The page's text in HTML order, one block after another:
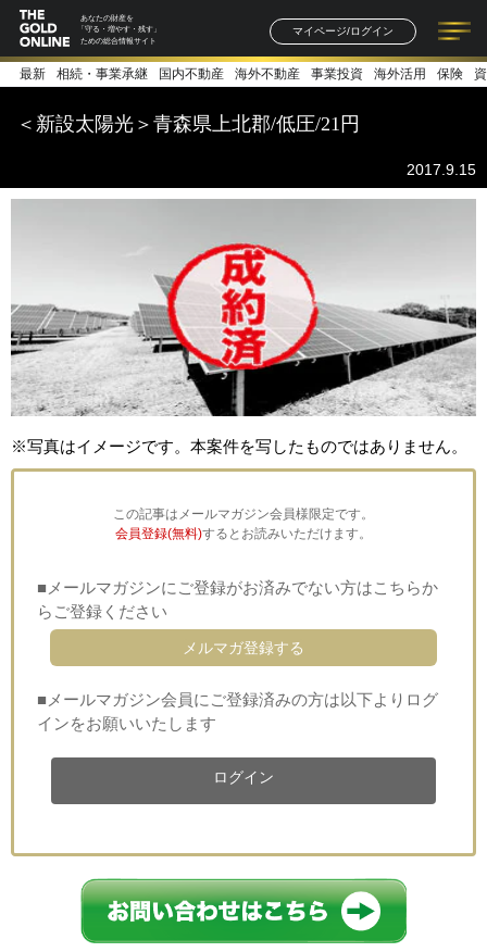
あなたの財産を
「守る・増やす・残す」
ための総合情報サイト
マイページ/ログイン
記事一覧 連載一覧
著者一覧 書籍一覧
最新 相続・事業承継 国内不動産 海外不動産 事業投資 海外活用 保険
＜新設太陽光＞青森県上北郡/低圧/21円
2017.9.15
※写真はイメージです。本案件を写したものではありません。
この記事はメールマガジン会員様限定です。
会員登録(無料)するとお読みいただけます。
■メールマガジンにご登録がお済みでない方はこちらか
らご登録ください
メルマガ登録する
■メールマガジン会員にご登録済みの方は以下よりログ
インをお願いいたします
ログイン